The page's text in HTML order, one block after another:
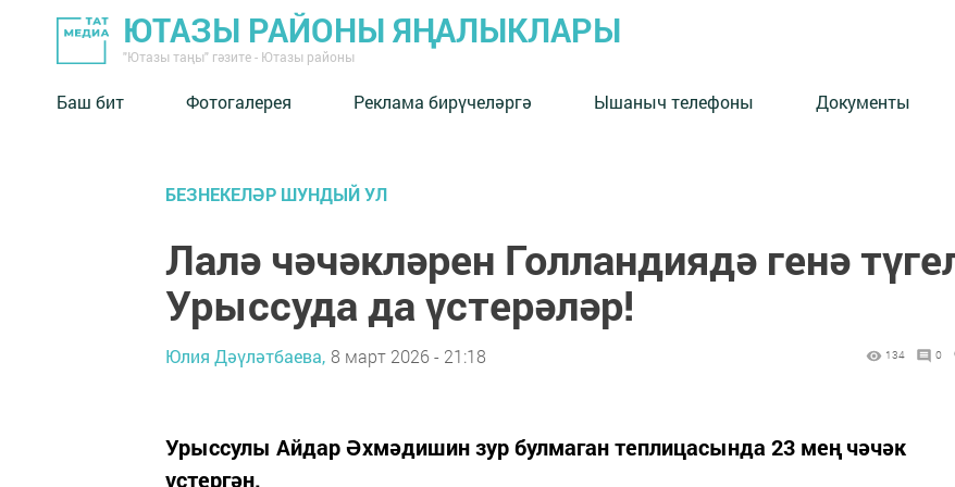
ЮТАЗЫ РАЙОНЫ ЯҢАЛЫКЛАРЫ
"Ютазы таңы" гәзите - Ютазы районы
Баш бит Фотогалерея Реклама бирүчеләргә Ышаныч телефоны Документы
БЕЗНЕКЕЛӘР ШУНДЫЙ УЛ
Лалә чәчәкләрен Голландиядә генә
Урыссуда да үстерәләр!
Юлия Дәүләтбаева, 8 март 2026 - 21:18 134 0
Урыссулы Айдар Әхмәдишин зур булмаган теплицасында 23 мең чәчәк
үстергән.